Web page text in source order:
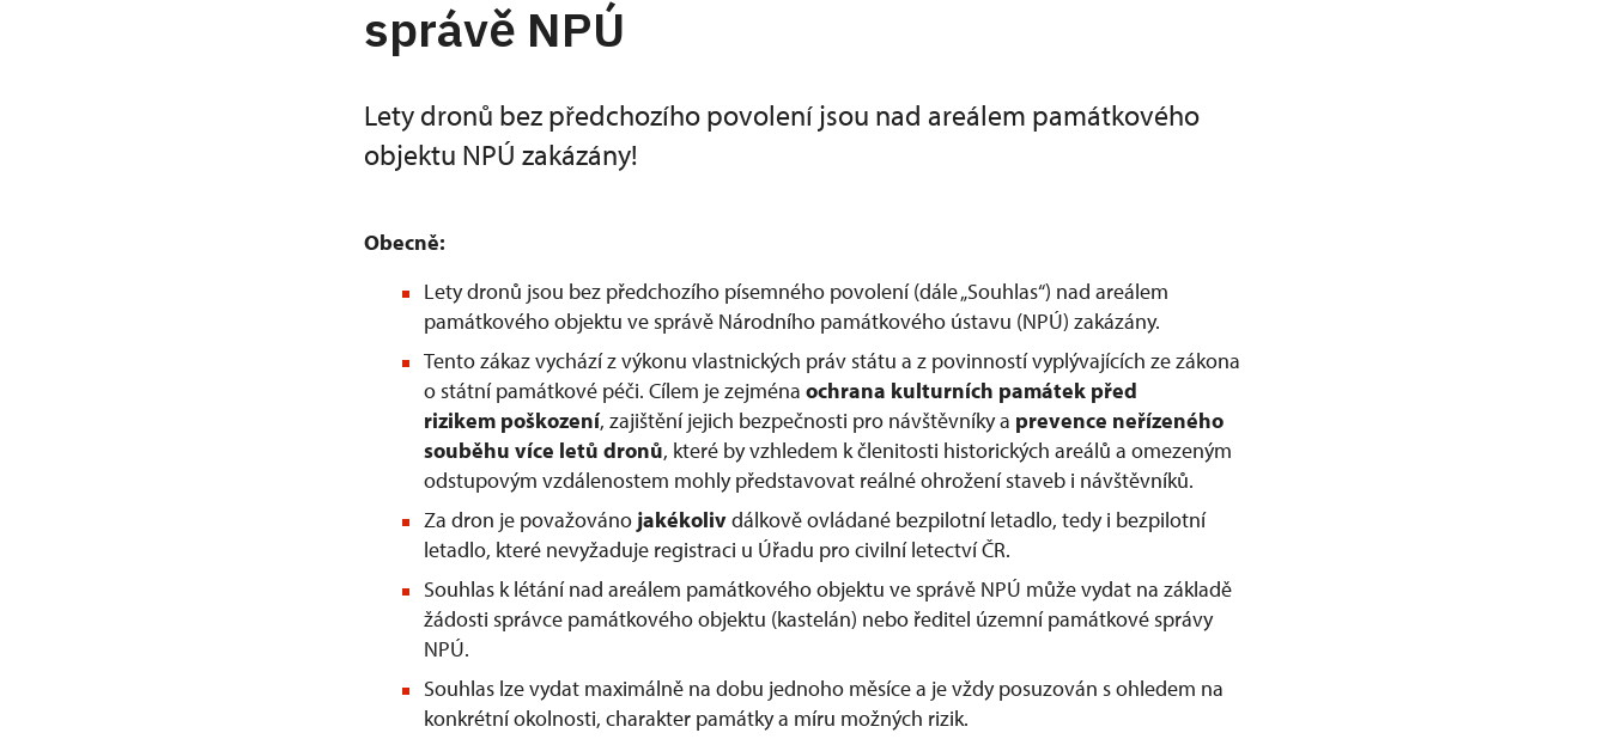
správě NPÚ
Lety dronů bez předchozího povolení jsou nad areálem památkového
objektu NPÚ zakázány!
Obecně:
Lety dronů jsou bez předchozího písemného povolení (dále „Souhlas“) nad areálem
památkového objektu ve správě Národního památkového ústavu (NPÚ) zakázány.
Tento zákaz vychází z výkonu vlastnických práv státu a z povinností vyplývajících ze zákona
o státní památkové péči. Cílem je zejména ochrana kulturních památek před
rizikem poškození, zajištění jejich bezpečnosti pro návštěvníky a prevence neřízeného
souběhu více letů dronů, které by vzhledem k členitosti historických areálů a omezeným
odstupovým vzdálenostem mohly představovat reálné ohrožení staveb i návštěvníků.
Za dron je považováno jakékolivdálkově ovládané bezpilotní letadlo, tedy i bezpilotní
letadlo, které nevyžaduje registraci u Úřadu pro civilní letectví ČR.
Souhlas k létání nad areálem památkového objektu ve správě NPÚ může vydat na základě
žádosti správce památkového objektu (kastelán) nebo ředitel územní památkové správy
NPÚ.
Souhlas lze vydat maximálně na dobu jednoho měsíce a je vždy posuzován s ohledem na
konkrétní okolnosti, charakter památky a míru možných rizik.